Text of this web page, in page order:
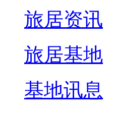
旅居资讯
旅居基地
基地讯息